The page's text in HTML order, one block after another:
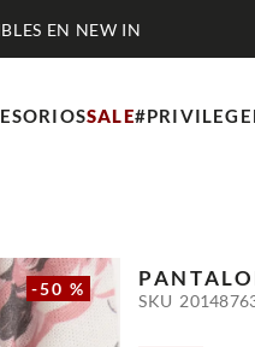
EN NEW IN
SALE
-50 %
SKU